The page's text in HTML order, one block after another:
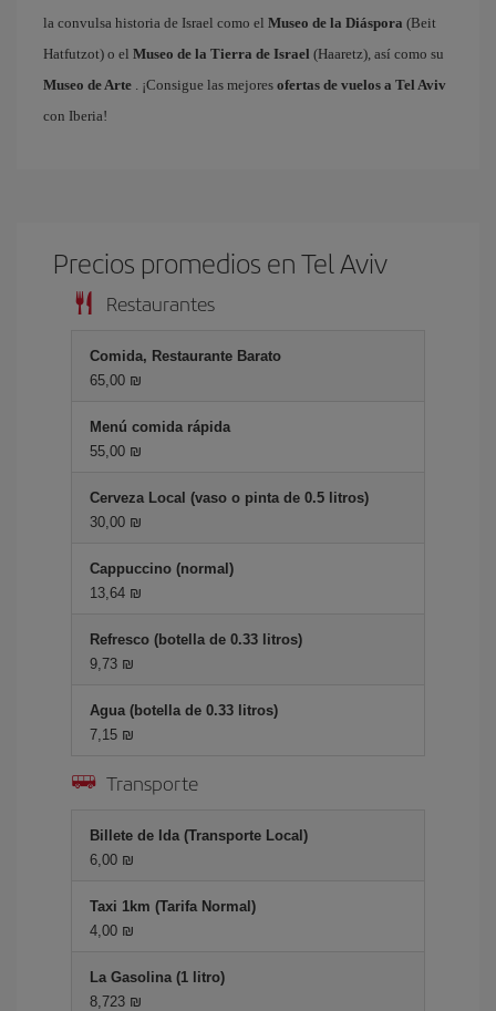
la convulsa historia de Israel como el Museo de la Diáspora (Beit
Hatfutzot) o el Museo de la Tierra de Israel (Haaretz), así como su
Museo de Arte . ¡Consigue las mejores ofertas de vuelos a Tel Aviv
con Iberia!
Precios promedios en Tel Aviv
Restaurantes
Comida, Restaurante Barato
65,00 ₪
Menú comida rápida
55,00 ₪
Cerveza Local (vaso o pinta de 0.5 litros)
30,00 ₪
Cappuccino (normal)
13,64 ₪
Refresco (botella de 0.33 litros)
9,73 ₪
Agua (botella de 0.33 litros)
7,15 ₪
Transporte
Billete de Ida (Transporte Local)
6,00 ₪
Taxi 1km (Tarifa Normal)
4,00 ₪
La Gasolina (1 litro)
8,723 ₪